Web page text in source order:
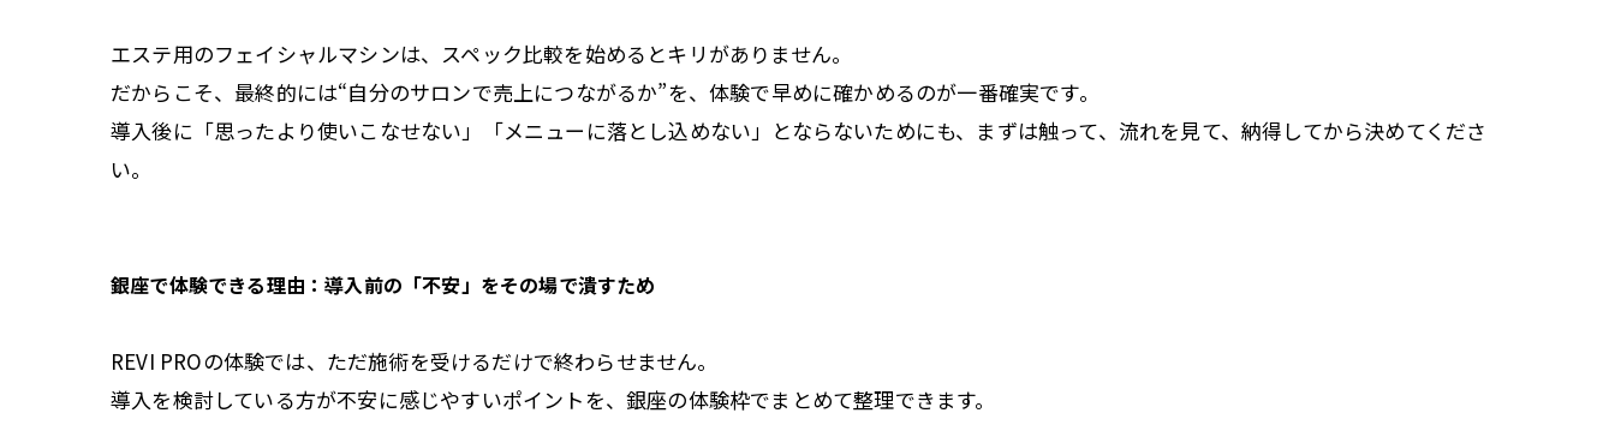
エステ用のフェイシャルマシンは、スペック比較を始めるとキリがありません。
だからこそ、最終的には“自分のサロンで売上につながるか”を、体験で早めに確かめるのが一番確実です。
導入後に「思ったより使いこなせない」「メニューに落とし込めない」とならないためにも、まずは触って、流れを見て、納得してから決めてくださ
い。
銀座で体験できる理由：導入前の「不安」をその場で潰すため
REVI PROの体験では、ただ施術を受けるだけで終わらせません。
導入を検討している方が不安に感じやすいポイントを、銀座の体験枠でまとめて整理できます。